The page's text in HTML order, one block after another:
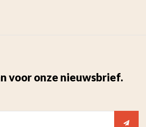
voor onze nieuwsbrief.